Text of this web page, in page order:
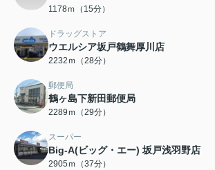
1178ｍ（15分）
ドラッグストア
ウエルシア坂戸鶴舞厚川店
2232ｍ（28分）
郵便局
鶴ヶ島下新田郵便局
2289ｍ（29分）
スーパー
Big-A(ビッグ・エー) 坂戸浅羽野店
2905ｍ（37分）